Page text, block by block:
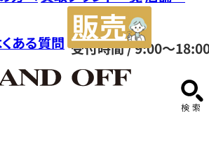
イ
ヤ
ル
0120604117
受付時間 / 9:00～
くある質問
サ